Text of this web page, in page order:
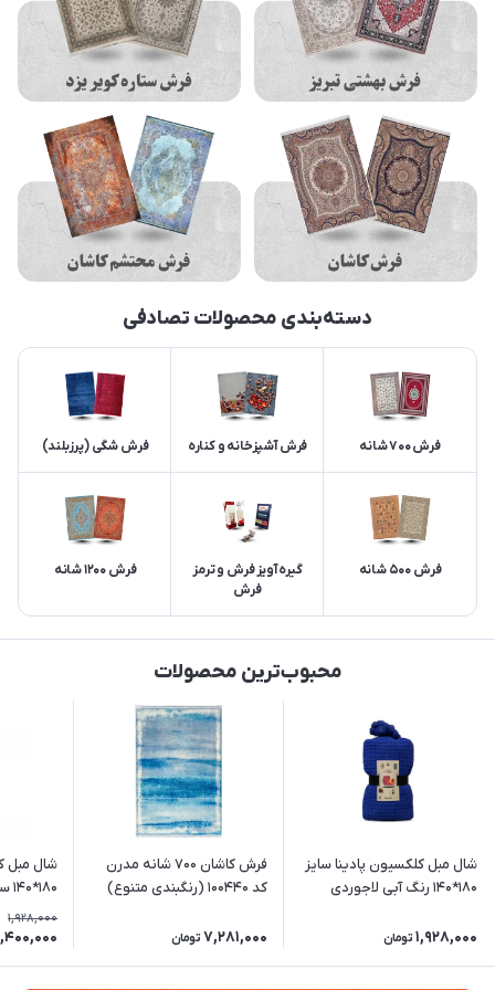
دسته‌بندی محصولات تصادفی
فرش 700 شانه فرش آشپزخانه و کناره فرش شگی (پرزبلند)
فرش 500 شانه
گیره آویز فرش و ترمز
فرش
فرش 1200 شانه
محبوب‌ترین محصولات
شال مبل کلکسیون پادینا سایز
180*140 رنگ آبی لاجوردی
1,928,000 تومان
فرش کاشان 700 شانه مدرن
کد 100440 (رنگبندی متنوع)
7,281,000 تومان
شال مبل
180*140 سانتی متر رنگ آجری
1,928,000